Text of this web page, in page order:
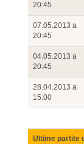
20:45
07.05.2013 a
20:45
04.05.2013 a
20:45
28.04.2013 a
15:00
Ultime partite